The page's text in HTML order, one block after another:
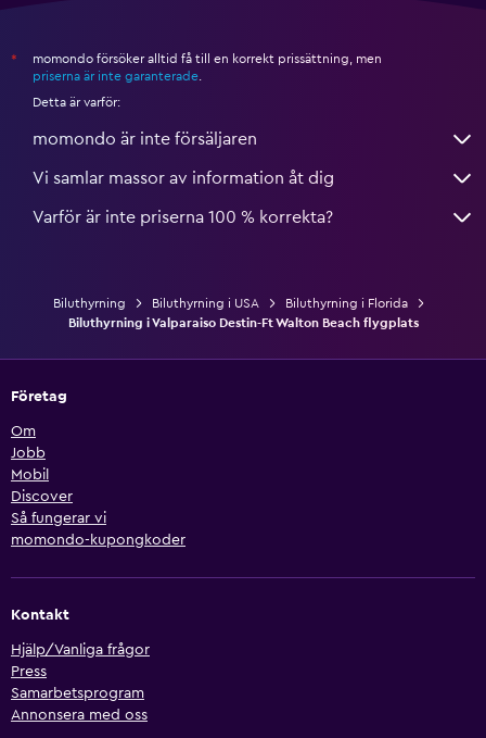
*
momondo försöker alltid få till en korrekt prissättning, men
priserna är inte garanterade.
Detta är varför:
momondo är inte försäljaren
Vi samlar massor av information åt dig
Varför är inte priserna 100 % korrekta?
Biluthyrning Biluthyrning i USA
Biluthyrning i Florida
Biluthyrning i Valparaiso Destin-Ft Walton Beach flygplats
Företag
Om
Jobb
Mobil
Discover
Så fungerar vi
momondo-kupongkoder
Kontakt
Hjälp/Vanliga frågor
Press
Samarbetsprogram
Annonsera med oss